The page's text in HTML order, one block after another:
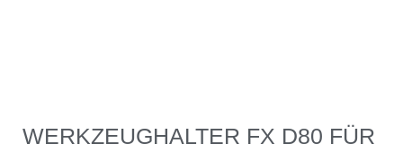
WERKZEUGHALTER FX D80 FÜR